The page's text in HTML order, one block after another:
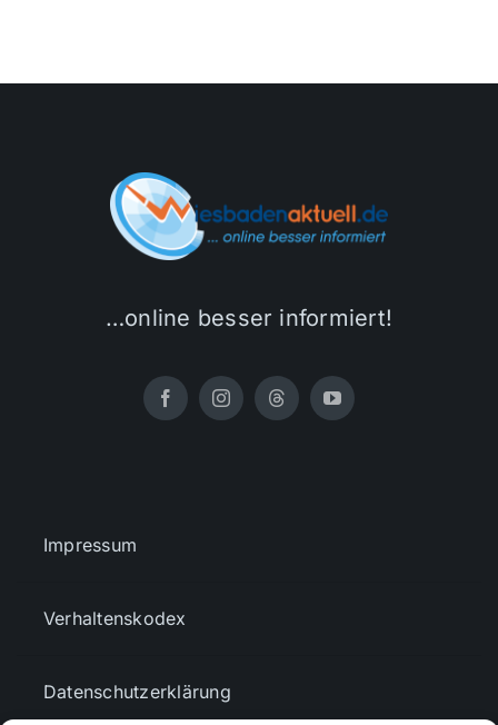
…online besser informiert!
Impressum
Verhaltenskodex
Datenschutzerklärung